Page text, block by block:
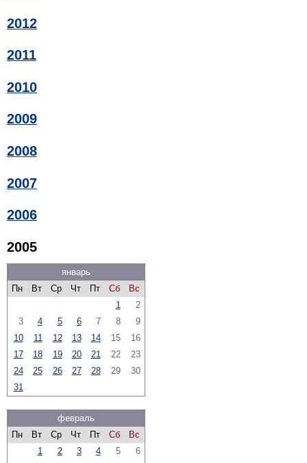
2012
2011
2010
2009
2008
2007
2006
2005
январь
Пн
Вт Ср Чт Пт Сб
Вс
1
2
3
4 5 6 7 8
9
10
11 12 13 14 15
16
17
18 19 20 21 22
23
24
25 26 27 28 29
30
31
февраль
Пн
Вт Ср Чт Пт Сб
Вс
1
2 3 4 5
6